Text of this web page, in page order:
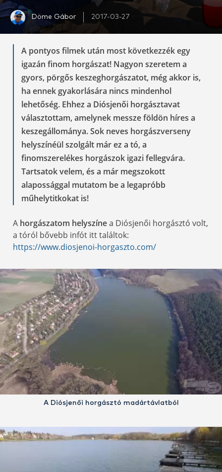
Döme Gábor 2017-03-27
A pontyos filmek után most következzék egy
igazán finom horgászat! Nagyon szeretem a
gyors, pörgős keszeghorgászatot, még akkor is,
ha ennek gyakorlására nincs mindenhol
lehetőség. Ehhez a Diósjenői horgásztavat
választottam, amelynek messze földön híres a
keszegállománya. Sok neves horgászverseny
helyszínéül szolgált már ez a tó, a
finomszerelékes horgászok igazi fellegvára.
Tartsatok velem, és a már megszokott
alapossággal mutatom be a legapróbb
műhelytitkokat is!
A horgászatom helyszínea Diósjenői horgásztó volt,
a tóról bővebb infót itt találtok:
https://www.diosjenoi-horgaszto.com/
A Diósjenői horgásztó madártávlatból